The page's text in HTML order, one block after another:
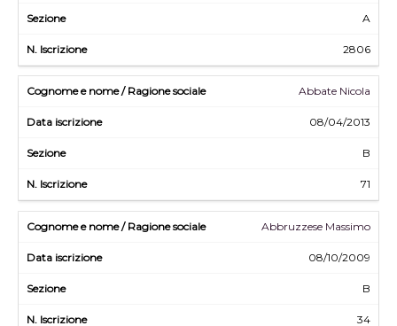
A
2806
Abbate Nicola
08/04/2013
B
71
Abbruzzese Massimo
08/10/2009
B
34